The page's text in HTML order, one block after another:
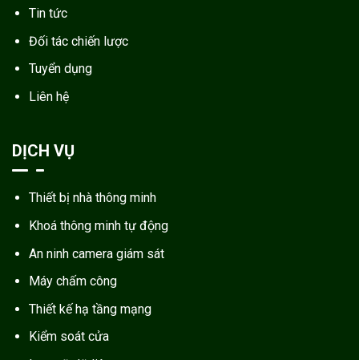
Tin tức
Đối tác chiến lược
Tuyển dụng
Liên hệ
DỊCH VỤ
Thiết bị nhà thông minh
Khoá thông minh tự động
An ninh camera giám sát
Máy chấm công
Thiết kế hạ tầng mạng
Kiểm soát cửa